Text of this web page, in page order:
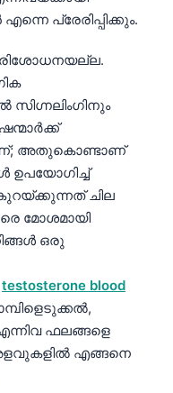
പ്രേരിപ്പിക്കും.
അതുകൊണ്ടാണ്
ഉപയോഗിച്ച്
ചില
മോശമായി
ഒരു
testosterone blood
ഫലങ്ങളെ
എങ്ങനെ